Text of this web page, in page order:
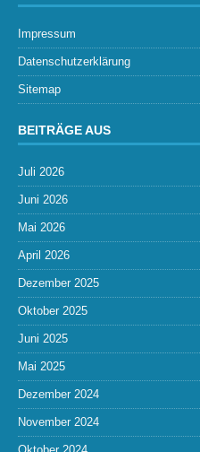
Impressum
Datenschutzerklärung
Sitemap
BEITRÄGE AUS
Juli 2026
Juni 2026
Mai 2026
April 2026
Dezember 2025
Oktober 2025
Juni 2025
Mai 2025
Dezember 2024
November 2024